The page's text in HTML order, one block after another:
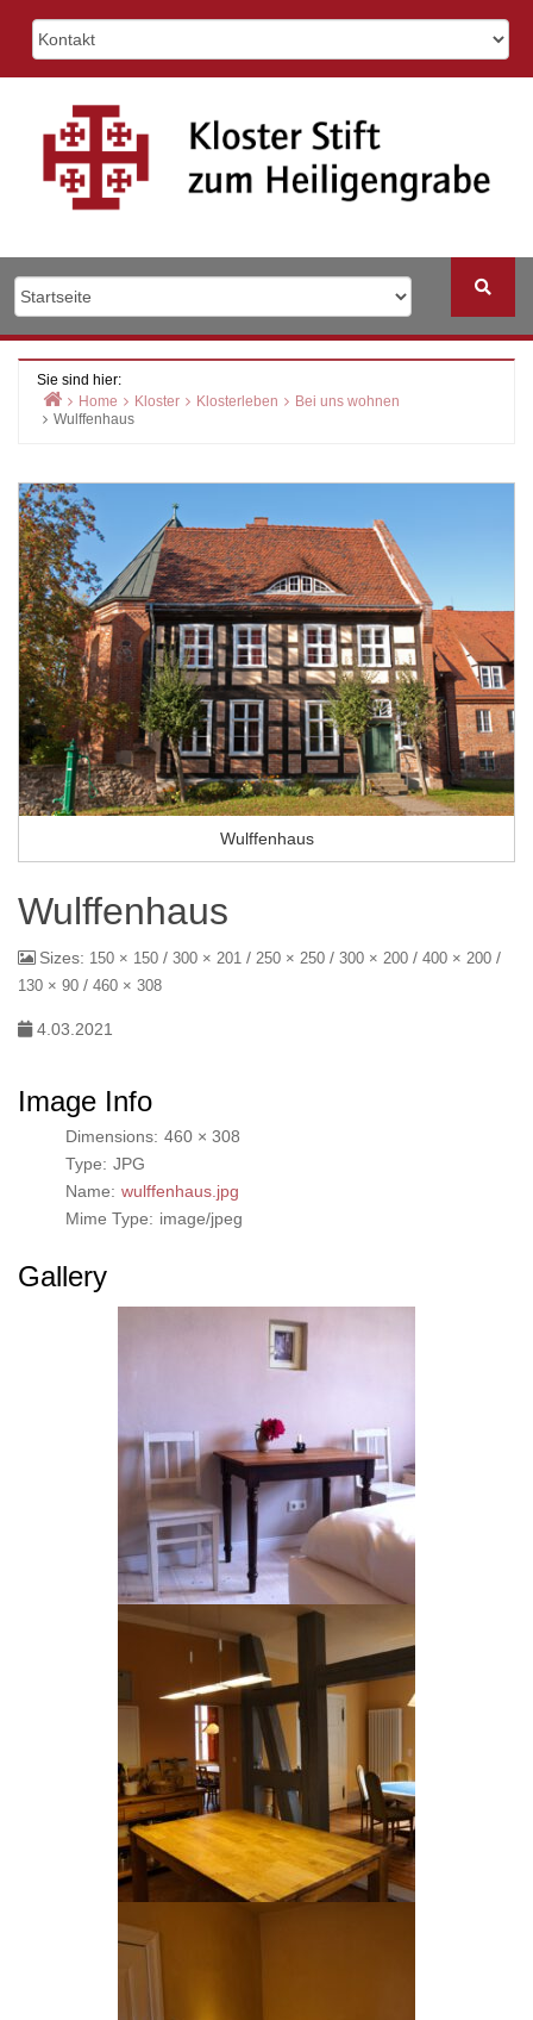
Sie sind hier:
Home
Kloster Klosterleben
Bei uns wohnen
Wulffenhaus
Wulffenhaus
Wulffenhaus
Sizes: 150 × 150 / 300 × 201 / 250 × 250 / 300 × 200 / 400 × 200 /
130 × 90 / 460 × 308
4.03.2021
Image Info
Dimensions: 460 × 308
Type: JPG
Name: wulffenhaus.jpg
Mime Type: image/jpeg
Gallery